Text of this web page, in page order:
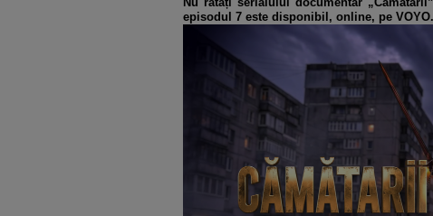
episodul 7 este disponibil, online, pe VOYO.